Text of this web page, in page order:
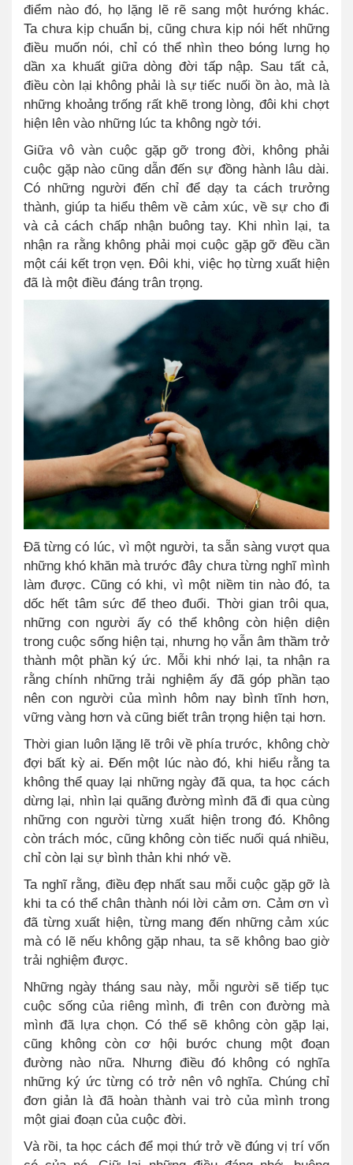
điểm nào đó, họ lặng lẽ rẽ sang một hướng khác.
Ta chưa kịp chuẩn bị, cũng chưa kịp nói hết những
điều muốn nói, chỉ có thể nhìn theo bóng lưng họ
dần xa khuất giữa dòng đời tấp nập. Sau tất cả,
điều còn lại không phải là sự tiếc nuối ồn ào, mà là
những khoảng trống rất khẽ trong lòng, đôi khi chợt
hiện lên vào những lúc ta không ngờ tới.
Giữa vô vàn cuộc gặp gỡ trong đời, không phải
cuộc gặp nào cũng dẫn đến sự đồng hành lâu dài.
Có những người đến chỉ để dạy ta cách trưởng
thành, giúp ta hiểu thêm về cảm xúc, về sự cho đi
và cả cách chấp nhận buông tay. Khi nhìn lại, ta
nhận ra rằng không phải mọi cuộc gặp gỡ đều cần
một cái kết trọn vẹn. Đôi khi, việc họ từng xuất hiện
đã là một điều đáng trân trọng.
Đã từng có lúc, vì một người, ta sẵn sàng vượt qua
những khó khăn mà trước đây chưa từng nghĩ mình
làm được. Cũng có khi, vì một niềm tin nào đó, ta
dốc hết tâm sức để theo đuổi. Thời gian trôi qua,
những con người ấy có thể không còn hiện diện
trong cuộc sống hiện tại, nhưng họ vẫn âm thầm trở
thành một phần ký ức. Mỗi khi nhớ lại, ta nhận ra
rằng chính những trải nghiệm ấy đã góp phần tạo
nên con người của mình hôm nay bình tĩnh hơn,
vững vàng hơn và cũng biết trân trọng hiện tại hơn.
Thời gian luôn lặng lẽ trôi về phía trước, không chờ
đợi bất kỳ ai. Đến một lúc nào đó, khi hiểu rằng ta
không thể quay lại những ngày đã qua, ta học cách
dừng lại, nhìn lại quãng đường mình đã đi qua cùng
những con người từng xuất hiện trong đó. Không
còn trách móc, cũng không còn tiếc nuối quá nhiều,
chỉ còn lại sự bình thản khi nhớ về.
Ta nghĩ rằng, điều đẹp nhất sau mỗi cuộc gặp gỡ là
khi ta có thể chân thành nói lời cảm ơn. Cảm ơn vì
đã từng xuất hiện, từng mang đến những cảm xúc
mà có lẽ nếu không gặp nhau, ta sẽ không bao giờ
trải nghiệm được.
Những ngày tháng sau này, mỗi người sẽ tiếp tục
cuộc sống của riêng mình, đi trên con đường mà
mình đã lựa chọn. Có thể sẽ không còn gặp lại,
cũng không còn cơ hội bước chung một đoạn
đường nào nữa. Nhưng điều đó không có nghĩa
những ký ức từng có trở nên vô nghĩa. Chúng chỉ
đơn giản là đã hoàn thành vai trò của mình trong
một giai đoạn của cuộc đời.
Và rồi, ta học cách để mọi thứ trở về đúng vị trí vốn